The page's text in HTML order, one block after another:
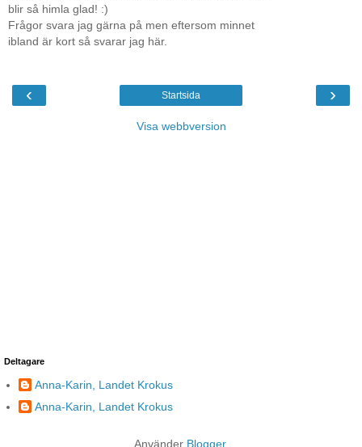
blir så himla glad! :)
Frågor svara jag gärna på men eftersom minnet
ibland är kort så svarar jag här.
‹ ›
Startsida
Visa webbversion
Deltagare
Anna-Karin, Landet Krokus
Anna-Karin, Landet Krokus
Använder Blogger.